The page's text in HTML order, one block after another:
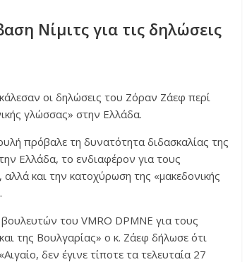
Νίμιτς για τις δηλώσεις
οι δηλώσεις του Ζόραν Ζάεφ περί
γλώσσας» στην Ελλάδα.
πρόβαλε τη δυνατότητα διδασκαλίας της
Ελλάδα, το ενδιαφέρον για τους
και την κατοχύρωση της «μακεδονικής
του VMRO DPMNE για τους
της Βουλγαρίας» ο κ. Ζάεφ δήλωσε ότι
δεν έγινε τίποτε τα τελευταία 27